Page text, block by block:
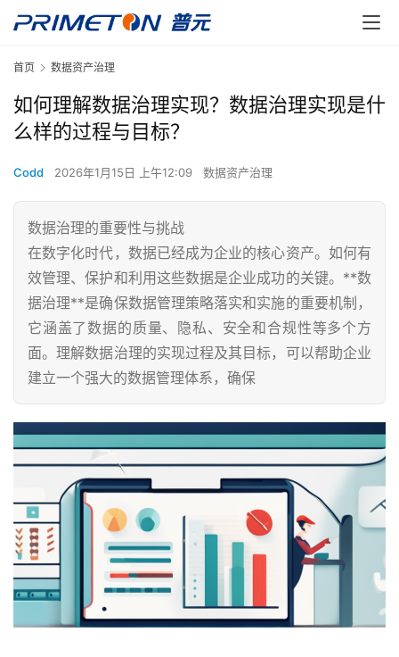
首页 数据资产治理
如何理解数据治理实现？数据治理实现是什
么样的过程与目标？
Codd 2026年1月15日 上午12:09 数据资产治理
数据治理的重要性与挑战
在数字化时代，数据已经成为企业的核心资产。如何有
效管理、保护和利用这些数据是企业成功的关键。**数
据治理**是确保数据管理策略落实和实施的重要机制，
它涵盖了数据的质量、隐私、安全和合规性等多个方
面。理解数据治理的实现过程及其目标，可以帮助企业
建立一个强大的数据管理体系，确保